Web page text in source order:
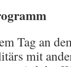
Tag an
mit